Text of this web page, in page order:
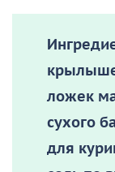
ложек
сухого
для